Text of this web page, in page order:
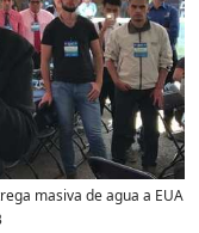
masiva de agua a EUA